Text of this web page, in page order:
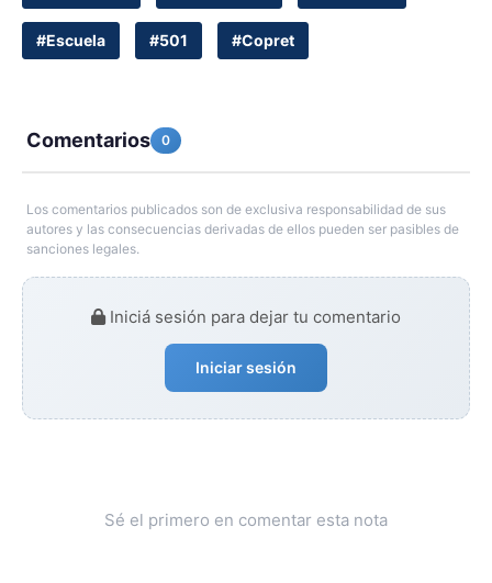
#Escuela #501 #Copret
Comentarios 0
Los comentarios publicados son de exclusiva responsabilidad de sus
autores y las consecuencias derivadas de ellos pueden ser pasibles de
sanciones legales.
Iniciá sesión para dejar tu comentario
Iniciar sesión
Sé el primero en comentar esta nota